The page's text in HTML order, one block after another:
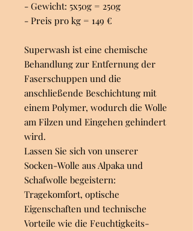
- Gewicht: 5x50g = 250g
- Preis pro kg = 149 €
Superwash ist eine chemische
Behandlung zur Entfernung der
Faserschuppen und die
anschließende Beschichtung mit
einem Polymer, wodurch die Wolle
am Filzen und Eingehen gehindert
wird.
Lassen Sie sich von unserer
Socken-Wolle aus Alpaka und
Schafwolle begeistern:
Tragekomfort, optische
Eigenschaften und technische
Vorteile wie die Feuchtigkeits-